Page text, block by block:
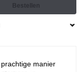
Bestellen
manier